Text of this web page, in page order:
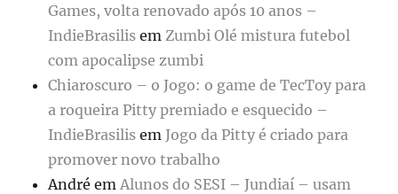
Games, volta renovado após 10 anos –
IndieBrasilis em Zumbi Olé mistura futebol
com apocalipse zumbi
Chiaroscuro – o Jogo: o game de TecToy para
a roqueira Pitty premiado e esquecido –
IndieBrasilis em Jogo da Pitty é criado para
promover novo trabalho
André em Alunos do SESI – Jundiaí – usam